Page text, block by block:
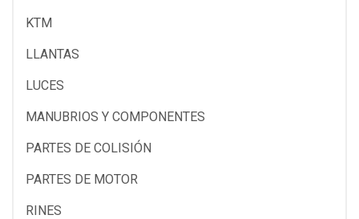
KTM
LLANTAS
LUCES
MANUBRIOS Y COMPONENTES
PARTES DE COLISIÓN
PARTES DE MOTOR
RINES